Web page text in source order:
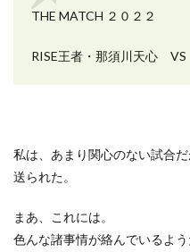
THE MATCH ２０２２
RISE王者・那須川天心
私は、あまり関心のない試合
送られた。
まあ、これには。
色んな諸事情が絡んでいるよう